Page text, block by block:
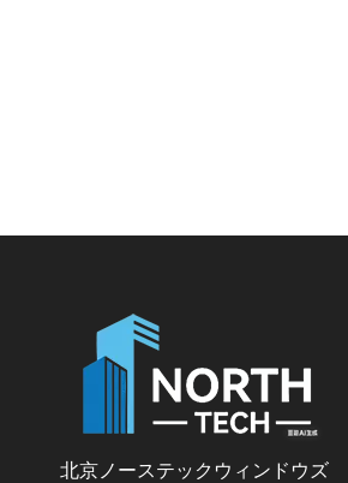
北京ノーステックウィンドウズ